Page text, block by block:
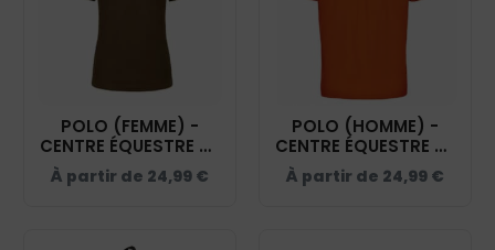
POLO (FEMME) -
CENTRE ÉQUESTRE DE
SISTELS - BCI1F
À partir de 24,99 €
POLO (HOMME) -
CENTRE ÉQUESTRE DE
SISTELS - BCID1
À partir de 24,99 €